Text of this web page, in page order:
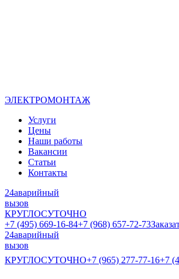
ЭЛЕКТРОМОНТАЖ
Услуги
Цены
Наши работы
Вакансии
Статьи
Контакты
24аварийный
вызов
КРУГЛОСУТОЧНО
+7 (495) 669-16-84+7 (968) 657-72-73
24аварийный
вызов
КРУГЛОСУТОЧНО+7 (965) 277-77-16+7